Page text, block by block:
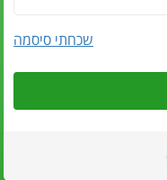
שכחתי סיסמה